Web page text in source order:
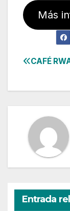
Más
de
CAFÉ
Entrada